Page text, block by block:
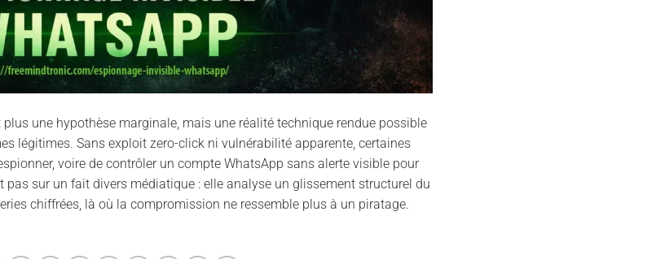
plus une hypothèse marginale, mais une réalité technique rendue possible
légitimes. Sans exploit zero-click ni vulnérabilité apparente, certaines
voire de contrôler un compte WhatsApp sans alerte visible pour
pas sur un fait divers médiatique : elle analyse un glissement structurel du
chiffrées, là où la compromission ne ressemble plus à un piratage.